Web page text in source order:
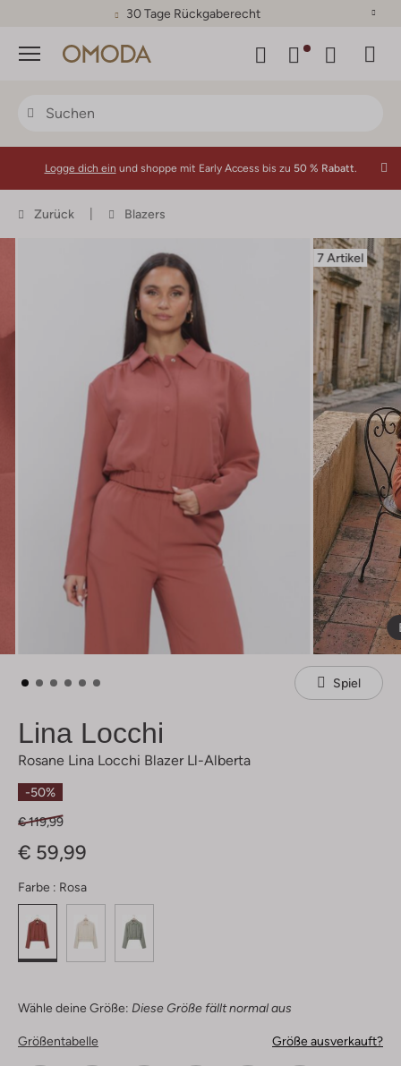
30 Tage Rückgaberecht
Menü
Logge dich ein und shoppe mit Early Access bis zu 50 % Rabatt.
Zurück Blazers
7 Artikel
Spiel
Lina Locchi
Rosane Lina Locchi Blazer Ll-Alberta
-50%
€ 119,99
€ 59,99
Farbe : Rosa
Wähle deine Größe: Diese Größe fällt normal aus
Größentabelle Größe ausverkauft?